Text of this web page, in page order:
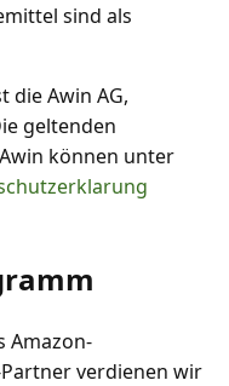
sind als
die Awin AG,
geltenden
können unter
Amazon-
verdienen wir